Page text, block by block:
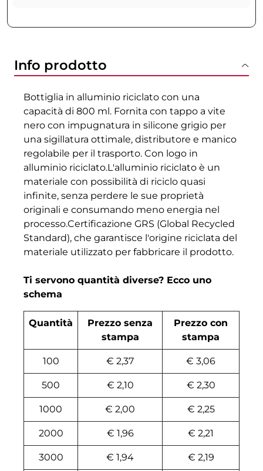
Info prodotto
Bottiglia in alluminio riciclato con una
capacità di 800 ml. Fornita con tappo a vite
nero con impugnatura in silicone grigio per
una sigillatura ottimale, distributore e manico
regolabile per il trasporto. Con logo in
alluminio riciclato.L'alluminio riciclato è un
materiale con possibilità di riciclo quasi
infinite, senza perdere le sue proprietà
originali e consumando meno energia nel
processo.Certificazione GRS (Global Recycled
Standard), che garantisce l'origine riciclata del
materiale utilizzato per fabbricare il prodotto.
Ti servono quantità diverse? Ecco uno
schema
Quantità
Prezzo senza
stampa
Prezzo con
stampa
100 € 2,37 € 3,06
500 € 2,10 € 2,30
1000 € 2,00 € 2,25
2000 € 1,96 € 2,21
3000 € 1,94 € 2,19